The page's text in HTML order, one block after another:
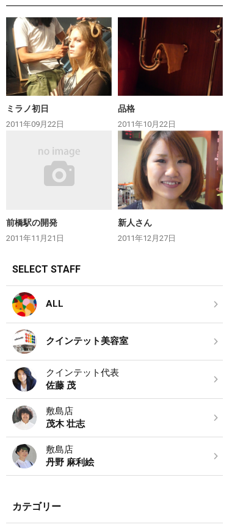
ミラノ初日
2011年09月22日
品格
2011年10月22日
前橋駅の開発
2011年11月21日
新人さん
2011年12月27日
SELECT STAFF
ALL
クインテット美容室
クインテット代表
佐藤 茂
敷島店
茂木 壮志
敷島店
丹野 麻利絵
カテゴリー